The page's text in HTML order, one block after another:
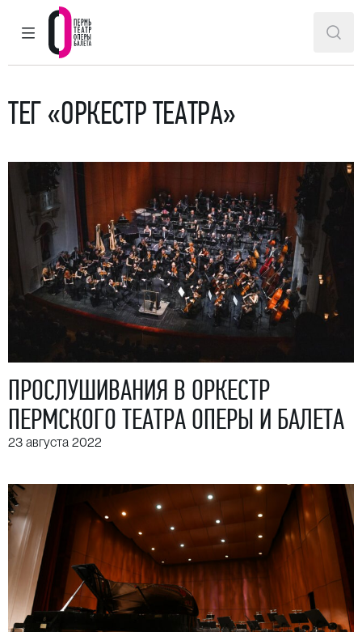
ГЛАВНОЕ МЕНЮ
Пермский театр оперы и балета
ТЕГ «ОРКЕСТР ТЕАТРА»
ПРОСЛУШИВАНИЯ В ОРКЕСТР
ПЕРМСКОГО ТЕАТРА ОПЕРЫ И БАЛЕТА
23 августа 2022